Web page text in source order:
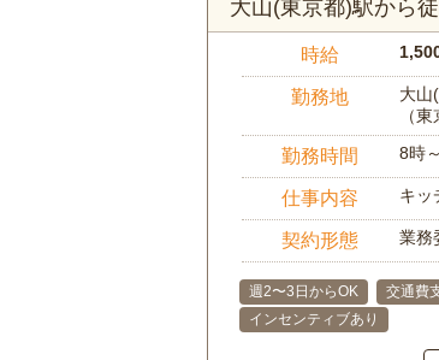
大山(東京都)駅から
時給
勤務地
大山
（
勤務時間 8時
仕事内容 キッ
契約形態 業務
週2〜3日からOK 交通費
インセンティブあり